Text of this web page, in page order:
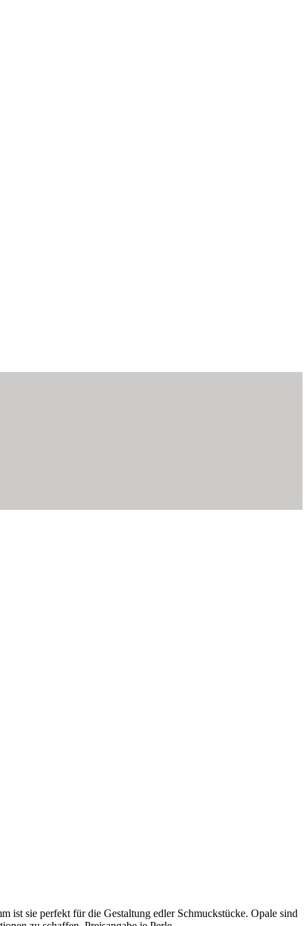
ist sie perfekt für die Gestaltung edler Schmuckstücke. Opale sind